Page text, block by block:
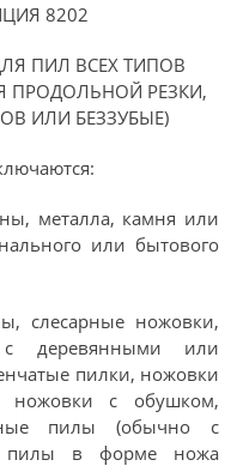
8202
ПИЛ ВСЕХ ТИПОВ
ПРОДОЛЬНОЙ РЕЗКИ,
ИЛИ БЕЗЗУБЫЕ)
металла, камня или
или бытового
слесарные ножовки,
деревянными или
пилки, ножовки
ножовки с обушком,
пилы (обычно с
пилы в форме ножа